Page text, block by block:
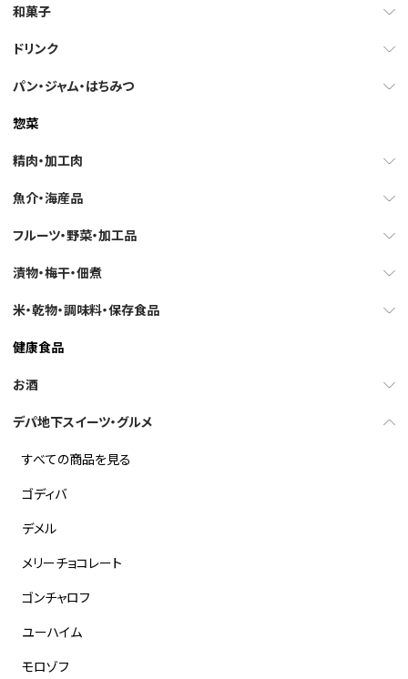
和菓子
ドリンク
パン・ジャム・はちみつ
惣菜
精肉・加工肉
魚介・海産品
フルーツ・野菜・加工品
漬物・梅干・佃煮
米・乾物・調味料・保存食品
健康食品
お酒
デパ地下スイーツ・グルメ
すべての商品を見る
ゴディバ
デメル
メリーチョコレート
ゴンチャロフ
ユーハイム
モロゾフ